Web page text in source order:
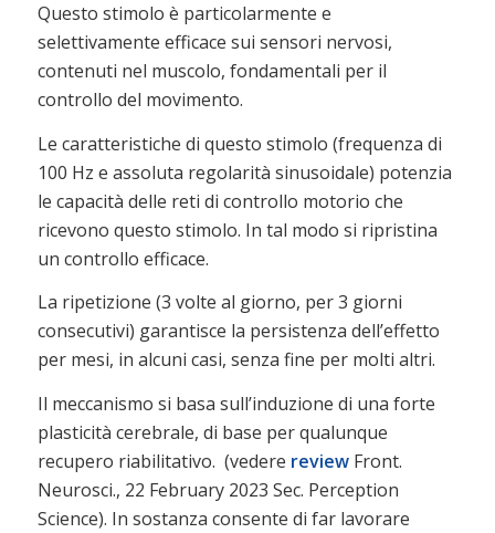
Questo stimolo è particolarmente e
selettivamente efficace sui sensori nervosi,
contenuti nel muscolo, fondamentali per il
controllo del movimento.
Le caratteristiche di questo stimolo (frequenza di
100 Hz e assoluta regolarità sinusoidale) potenzia
le capacità delle reti di controllo motorio che
ricevono questo stimolo. In tal modo si ripristina
un controllo efficace.
La ripetizione (3 volte al giorno, per 3 giorni
consecutivi) garantisce la persistenza dell’effetto
per mesi, in alcuni casi, senza fine per molti altri.
Il meccanismo si basa sull’induzione di una forte
plasticità cerebrale, di base per qualunque
recupero riabilitativo. (vedere reviewFront.
Neurosci., 22 February 2023 Sec. Perception
Science). In sostanza consente di far lavorare